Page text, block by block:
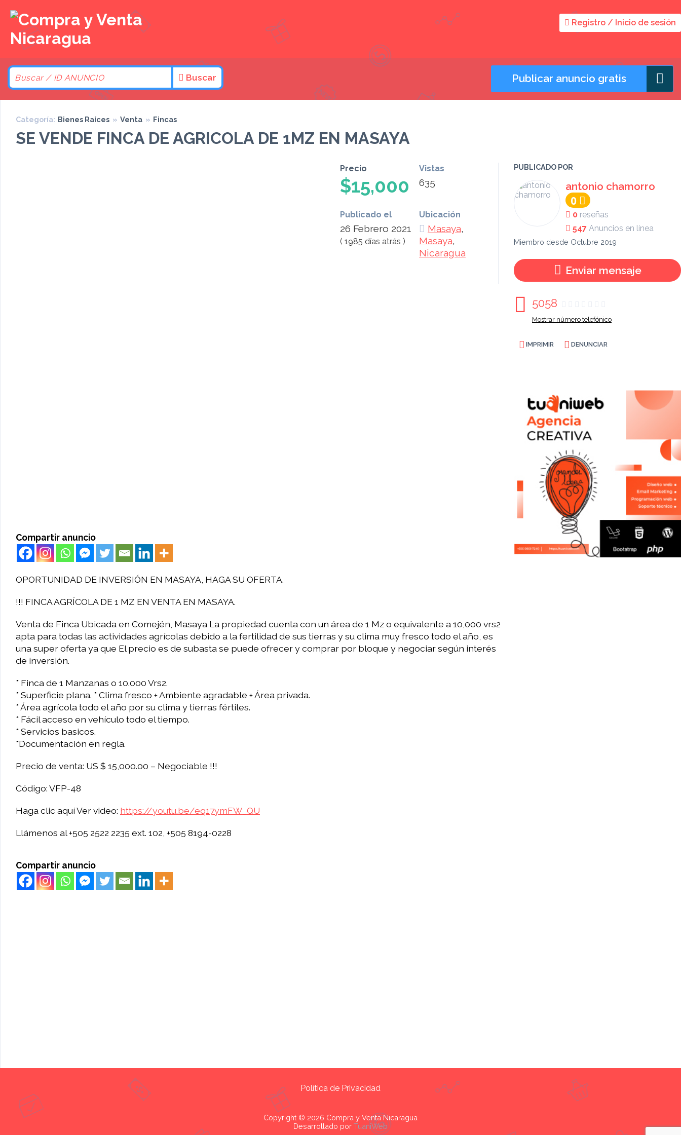
Registro / Inicio de sesión
Publicar anuncio gratis
Buscar
Categoría: Bienes Raíces » Venta » Fincas
SE VENDE FINCA DE AGRICOLA DE 1MZ EN MASAYA
Precio
$15,000
Vistas
635
Publicado el
26 Febrero 2021
( 1985 días atrás )
Ubicación
Masaya,
Masaya,
Nicaragua
PUBLICADO POR
antonio chamorro
0
0 reseñas
547 Anuncios en línea
Miembro desde Octubre 2019
Enviar mensaje
5058
Mostrar número telefónico
IMPRIMIR DENUNCIAR
Compartir anuncio
OPORTUNIDAD DE INVERSIÓN EN MASAYA, HAGA SU OFERTA.
!!! FINCA AGRÍCOLA DE 1 MZ EN VENTA EN MASAYA.
Venta de Finca Ubicada en Comején, Masaya La propiedad cuenta con un área de 1 Mz o equivalente a 10,000 vrs2
apta para todas las actividades agrícolas debido a la fertilidad de sus tierras y su clima muy fresco todo el año, es
una super oferta ya que El precio es de subasta se puede ofrecer y comprar por bloque y negociar según interés
de inversión.
* Finca de 1 Manzanas o 10.000 Vrs2.
* Superficie plana. * Clima fresco + Ambiente agradable + Área privada.
* Área agrícola todo el año por su clima y tierras fértiles.
* Fácil acceso en vehículo todo el tiempo.
* Servicios basicos.
*Documentación en regla.
Precio de venta: US $ 15,000.00 – Negociable !!!
Código: VFP-48
Haga clic aquí Ver video: https://youtu.be/eq17ymFW_QU
Llámenos al +505 2522 2235 ext. 102, +505 8194-0228
Compartir anuncio
Política de Privacidad
Copyright © 2026 Compra y Venta Nicaragua
Desarrollado por TuaniWeb